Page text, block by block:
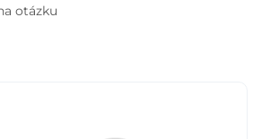
otázku